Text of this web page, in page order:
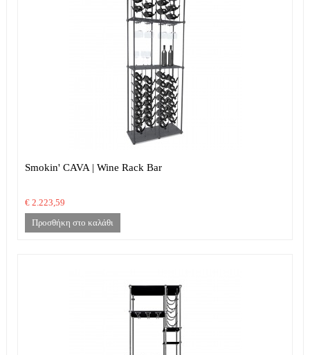
Smokin' CAVA | Wine Rack Bar
€ 2.223,59
Προσθήκη στο καλάθι